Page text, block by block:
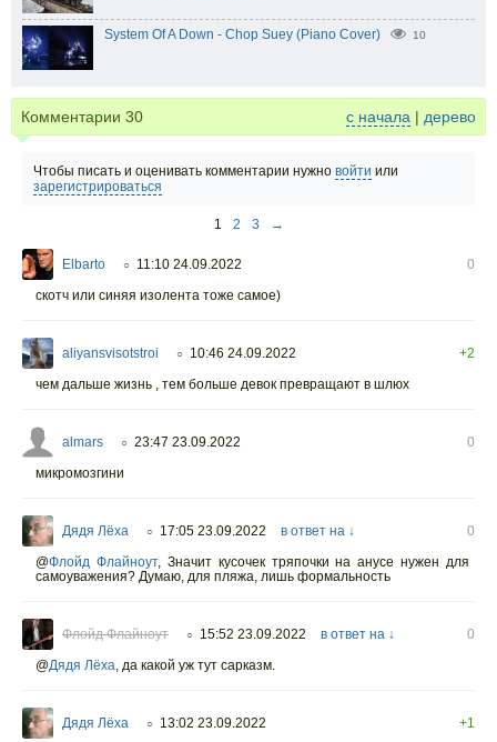
System Of A Down - Chop Suey (Piano Cover) 10
Комментарии 30 с начала | дерево
Чтобы писать и оценивать комментарии нужно войти или
зарегистрироваться
1 2 3 →
Elbarto ○ 11:10 24.09.2022
0
скотч или синяя изолента тоже самое)
aliyansvisotstroi ○ 10:46 24.09.2022
+2
чем дальше жизнь , тем больше девок превращают в шлюх
almars ○ 23:47 23.09.2022
0
микромозгини
Дядя Лёха ○ 17:05 23.09.2022 в ответ на ↓
0
@Флойд Флайноут, Значит кусочек тряпочки на анусе нужен для
самоуважения? Думаю, для пляжа, лишь формальность
Флойд Флайноут ○ 15:52 23.09.2022 в ответ на ↓
0
@Дядя Лёха да какой уж тут сарказм.
Дядя Лёха ○ 13:02 23.09.2022
+1